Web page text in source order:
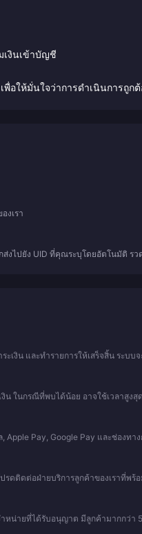
เงินเข้าบัญชี
ให้มั่นใจว่าการดำเนินการถูก
งเรา
ส่งไปยัง UID ที่คุณระบุโดยอัตโนมัติ ร
ะเงิน และทำรายการให้เสร็จสิ้น ระบ
น ในกรณีที่พบได้น้อย อาจใช้เวลาสูงสุ
Apple Pay, Google Pay และช่องทา
ดติดต่อฝ่ายบริการลูกค้าของเราที่พร้
น่ายที่ได้รับอนุญาต มีลูกค้ามากกว่า